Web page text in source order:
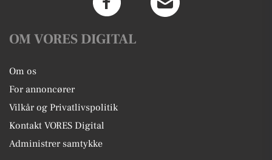
OM VORES DIGITAL
Om os
For annoncører
Vilkår og Privatlivspolitik
Kontakt VORES Digital
Administrer samtykke